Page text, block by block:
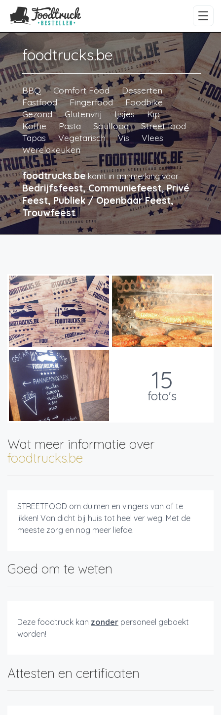
foodtrucks.be
BBQ Comfort Food
Desserten
Fastfood
Fingerfood
Foodbike
Gezond
Glutenvrij Ijsjes
Kip
Koffie
Pasta Soulfood
Street food
Tapas
Vegetarisch Vis
Vlees
Wereldkeuken
foodtrucks.bekomt in aanmerking voor
Bedrijfsfeest, Communiefeest, Privé
Feest, Publiek / Openbaar Feest,
Trouwfeest.
15
foto's
Wat meer informatie over
foodtrucks.be
STREETFOOD om duimen en vingers van af te
likken! Van dicht bij huis tot heel ver weg. Met de
meeste zorg en nog meer liefde.
Goed om te weten
Deze foodtruck kan zonder personeel geboekt
worden!
Attesten en certificaten